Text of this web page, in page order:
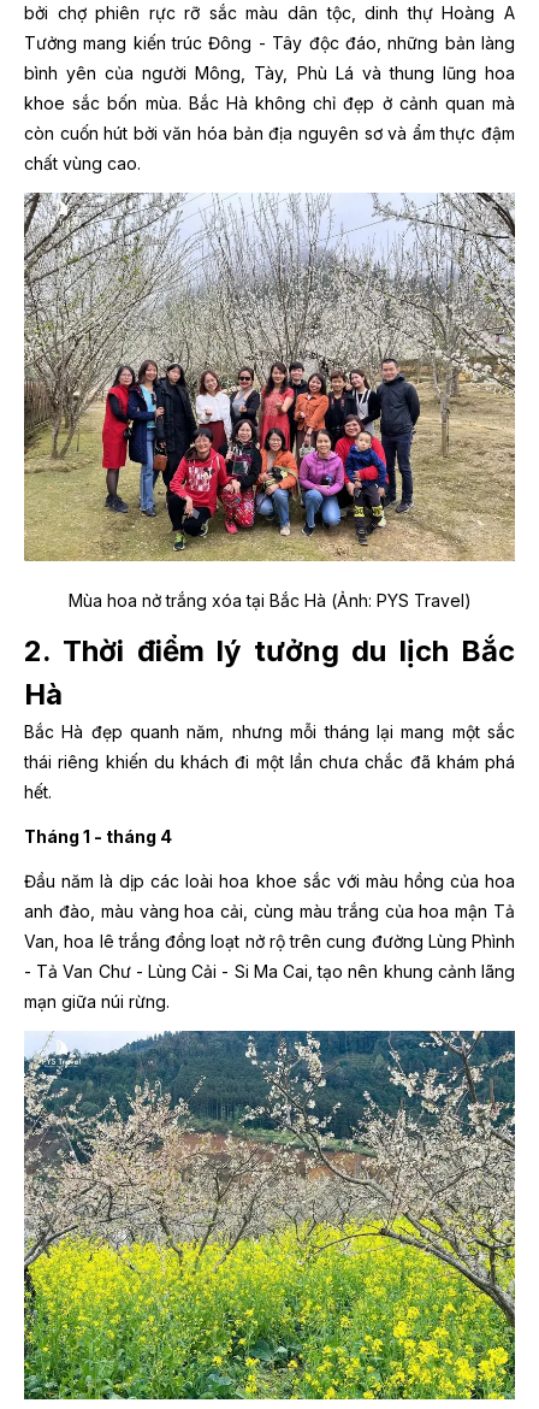
bởi chợ phiên rực rỡ sắc màu dân tộc, dinh thự Hoàng A
Tưởng mang kiến trúc Đông - Tây độc đáo, những bản làng
bình yên của người Mông, Tày, Phù Lá và thung lũng hoa
khoe sắc bốn mùa. Bắc Hà không chỉ đẹp ở cảnh quan mà
còn cuốn hút bởi văn hóa bản địa nguyên sơ và ẩm thực đậm
chất vùng cao.
Mùa hoa nở trắng xóa tại Bắc Hà (Ảnh: PYS Travel)
2. Thời điểm lý tưởng du lịch Bắc
Hà
Bắc Hà đẹp quanh năm, nhưng mỗi tháng lại mang một sắc
thái riêng khiến du khách đi một lần chưa chắc đã khám phá
hết.
Tháng 1 - tháng 4
Đầu năm là dịp các loài hoa khoe sắc với màu hồng của hoa
anh đào, màu vàng hoa cải, cùng màu trắng củahoa mận Tả
Van, hoa lê trắng đồng loạt nở rộ trên cung đường Lùng Phình
- Tả Van Chư - Lùng Cải - Si Ma Cai, tạo nên khung cảnh lãng
mạn giữa núi rừng.